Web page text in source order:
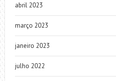
abril 2023
março 2023
janeiro 2023
julho 2022